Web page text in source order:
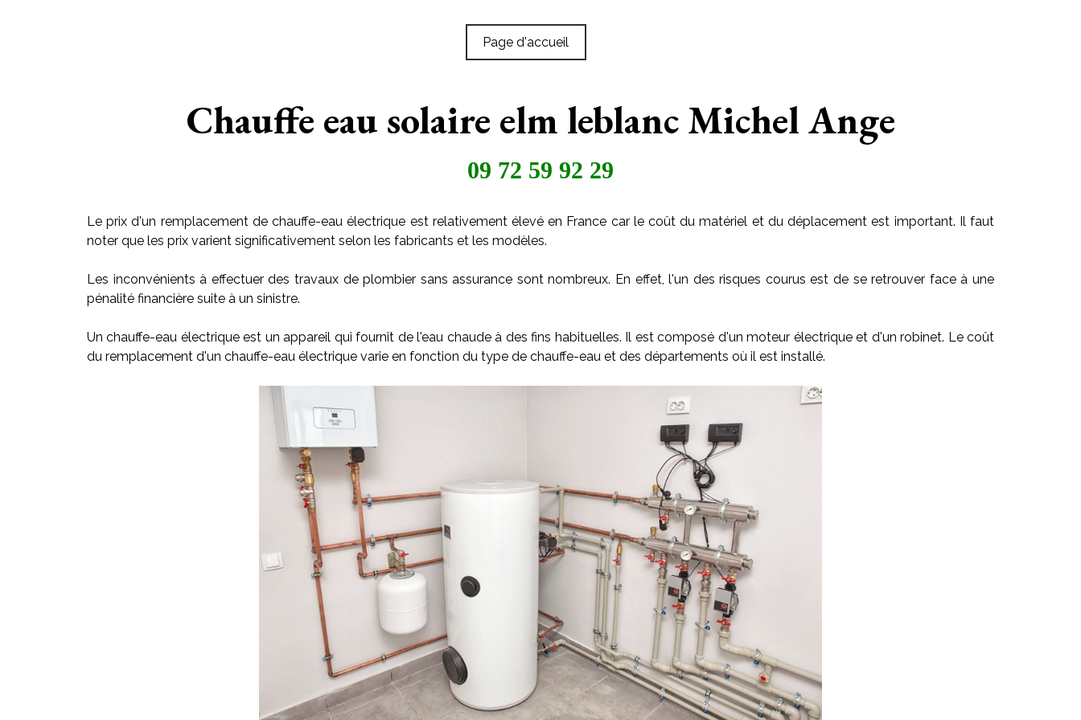
Page d'accueil
Chauffe eau solaire elm leblanc Michel Ange
09 72 59 92 29
Le prix d'un remplacement de chauffe-eau électrique est relativement élevé en France car le coût du matériel et du déplacement est important. Il faut
noter que les prix varient significativement selon les fabricants et les modèles.
Les inconvénients à effectuer des travaux de plombier sans assurance sont nombreux. En effet, l'un des risques courus est de se retrouver face à une
pénalité financière suite à un sinistre.
Un chauffe-eau électrique est un appareil qui fournit de l'eau chaude à des fins habituelles. Il est composé d'un moteur électrique et d'un robinet. Le coût
du remplacement d'un chauffe-eau électrique varie en fonction du type de chauffe-eau et des départements où il est installé.